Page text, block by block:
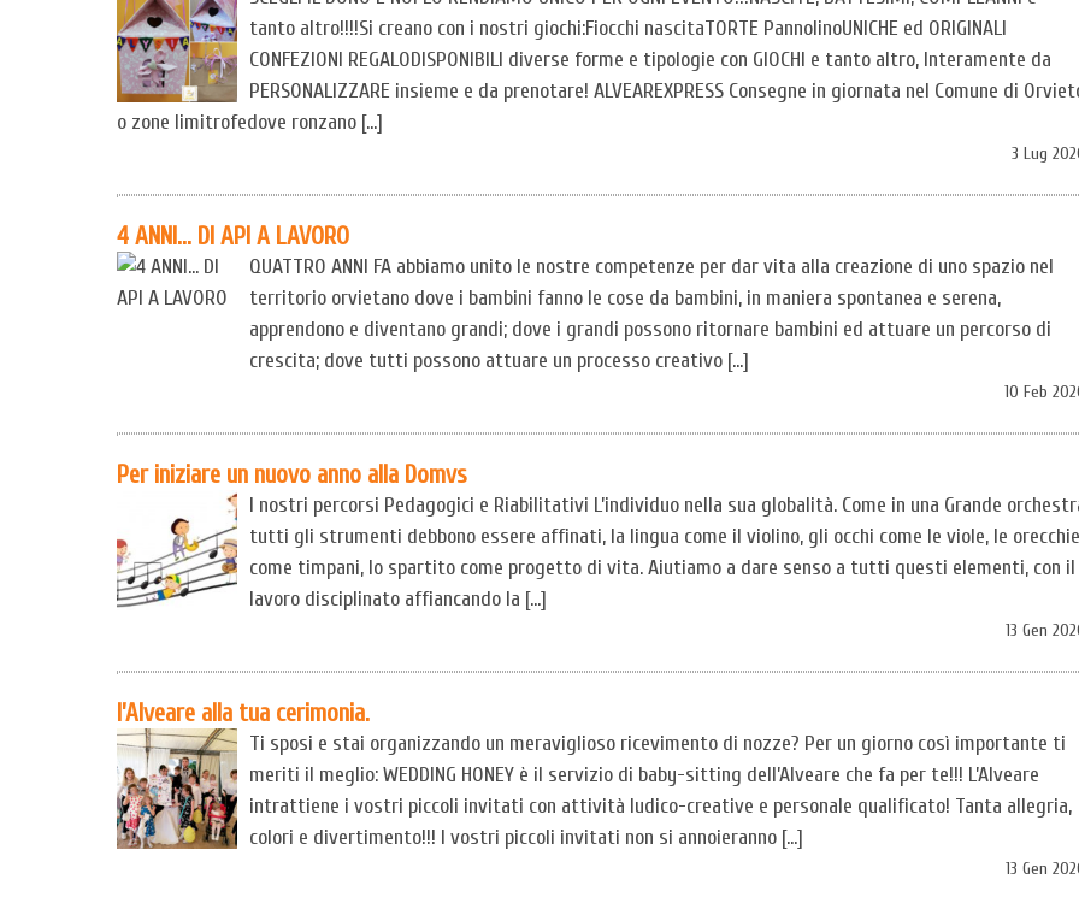
tanto altro!!!!Si creano con i nostri giochi:Fiocchi nascitaTORTE PannolinoUNICHE ed ORIGINALI
CONFEZIONI REGALODISPONIBILI diverse forme e tipologie con GIOCHI e tanto altro, Interamente da
PERSONALIZZARE insieme e da prenotare! ALVEAREXPRESS Consegne in giornata nel Comune di
o zone limitrofedove ronzano […]
3 Lug
4 ANNI… DI API A LAVORO
QUATTRO ANNI FA abbiamo unito le nostre competenze per dar vita alla creazione di uno spazio nel
territorio orvietano dove i bambini fanno le cose da bambini, in maniera spontanea e serena,
apprendono e diventano grandi; dove i grandi possono ritornare bambini ed attuare un percorso di
crescita; dove tutti possono attuare un processo creativo […]
10 Feb
Per iniziare un nuovo anno alla Domvs
I nostri percorsi Pedagogici e Riabilitativi L’individuo nella sua globalità. Come in una Grande
tutti gli strumenti debbono essere affinati, la lingua come il violino, gli occhi come le viole, le orecchie
come timpani, lo spartito come progetto di vita. Aiutiamo a dare senso a tutti questi elementi, con il
lavoro disciplinato affiancando la […]
13 Gen
l’Alveare alla tua cerimonia.
Ti sposi e stai organizzando un meraviglioso ricevimento di nozze? Per un giorno così importante ti
meriti il meglio: WEDDING HONEY è il servizio di baby-sitting dell’Alveare che fa per te!!! L’Alveare
intrattiene i vostri piccoli invitati con attività ludico-creative e personale qualificato! Tanta allegria,
colori e divertimento!!! I vostri piccoli invitati non si annoieranno […]
13 Gen